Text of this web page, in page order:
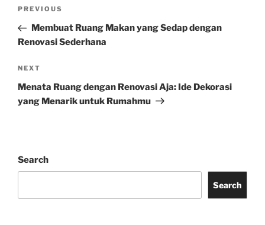
Previous
Post
PREVIOUS
Membuat Ruang Makan yang Sedap dengan
Renovasi Sederhana
Next
Post
NEXT
Menata Ruang dengan Renovasi Aja: Ide Dekorasi
yang Menarik untuk Rumahmu
Search
Search